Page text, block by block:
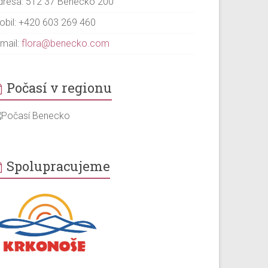
+420 603 269 460
flora@benecko.com
Počasí v regionu
Spolupracujeme